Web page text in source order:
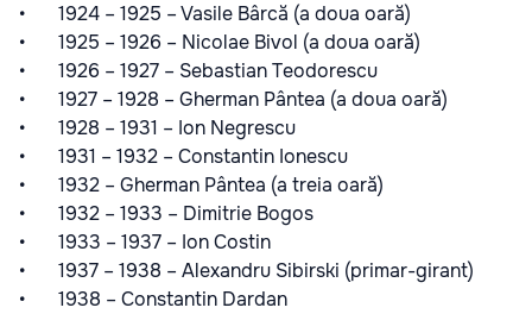
• 1924 – 1925 – Vasile Bârcă (a doua oară)
• 1925 – 1926 – Nicolae Bivol (a doua oară)
• 1926 – 1927 – Sebastian Teodorescu
• 1927 – 1928 – Gherman Pântea (a doua oară)
• 1928 – 1931 – Ion Negrescu
• 1931 – 1932 – Constantin Ionescu
• 1932 – Gherman Pântea (a treia oară)
• 1932 – 1933 – Dimitrie Bogos
• 1933 – 1937 – Ion Costin
• 1937 – 1938 – Alexandru Sibirski (primar-girant)
• 1938 – Constantin Dardan